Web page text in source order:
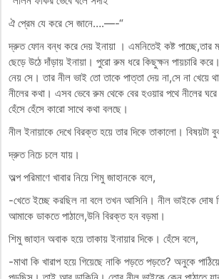
ঐ প্রেম যে করে সে জানে….—-“
দ্রুত ফোন বন্ধ করে দেয় ইনায়া । এমনিতেই কষ্ট পাচ্ছে,তার
ছেড়ে উঠে দাঁড়ায় ইনায়া। পুরো রুম ধরে কিছুক্ষন পায়চারি
নেয় সে। তার নীল ভাই তো তাকে পাত্তা দেয় না,সে না খেয়ে
নীলের কথা। এসব ভেবে রুম থেকে বের হওয়ার পথে নীলের
হেঁসে হেঁসে কারো সাথে কথা বলছে।
নীল ইনায়াকে দেখে বিরক্ত হয়ে তার দিকে তাকালো। বিষয়টা
দ্রুত নিচে চলে যায়।
অল্প পরিমাণে খাবার নিয়ে শিমু জাহানকে বলে,
-খেতে ইচ্ছে করছিল না বলে তখন আসিনি। নীল ভাইকে দোষ
আমাকে ডাকতে পাঠালে,উনি বিরক্ত হন বড়মা।
শিমু জাহান অবাক হয়ে তাকায় ইনায়ার দিকে। হেঁসে বলে,
-মাথা কি খারাপ হয়ে গিয়েছে নাকি পড়তে পড়তে? অনুকে